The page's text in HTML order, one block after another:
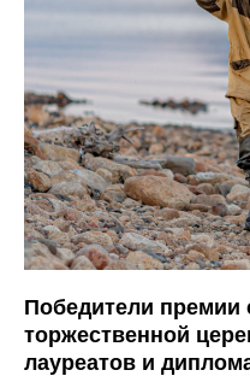
Победители премии
торжественной
лауреатов и